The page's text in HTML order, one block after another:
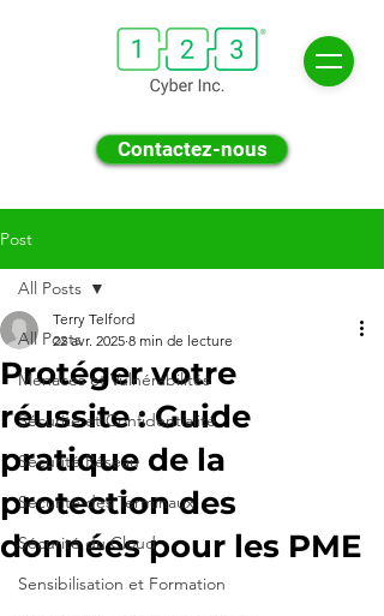
Contactez-nous
Post
All Posts
Menaces et Vulnérabilités
Sécurité et Confidentialité
Sécurité Réseau
Sécurité des Terminaux
Sécurité du Cloud
Sensibilisation et Formation
All Posts
Protéger votre
réussite : Guide
pratique de la
protection des
données pour les PME
Terry Telford
22 avr. 2025 8 min de lecture